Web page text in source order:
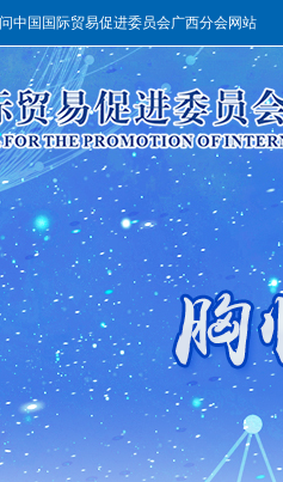
中国国际贸易促进委员会广西分会网站